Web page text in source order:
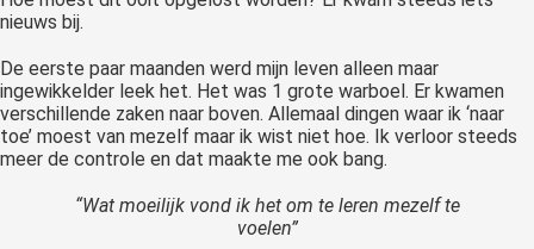
nieuws bij.
De eerste paar maanden werd mijn leven alleen maar
ingewikkelder leek het. Het was 1 grote warboel. Er kwamen
verschillende zaken naar boven. Allemaal dingen waar ik ‘naar
toe’ moest van mezelf maar ik wist niet hoe. Ik verloor steeds
meer de controle en dat maakte me ook bang.
“Wat moeilijk vond ik het om te leren mezelf te
voelen”